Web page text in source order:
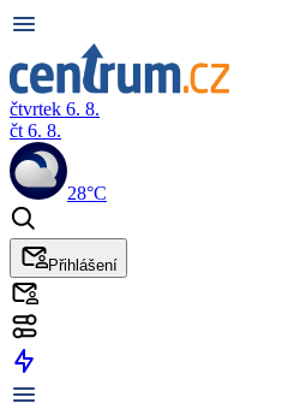
čtvrtek 6. 8.
čt 6. 8.
28°C
Přihlášení